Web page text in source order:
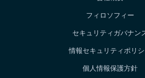
フィロソフィー
セキュリティガバナン
情報セキュリティポリ
個人情報保護方針